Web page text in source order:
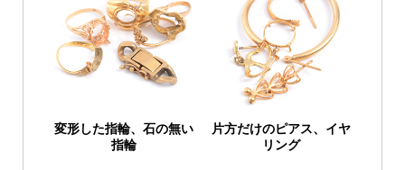
変形した指輪、石の無い
指輪
片方だけのピアス、イヤ
リング